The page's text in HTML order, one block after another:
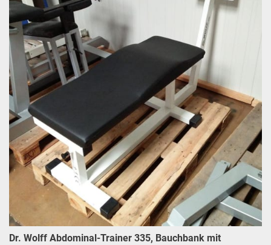
Dr. Wolff Abdominal-Trainer 335, Bauchbank mit